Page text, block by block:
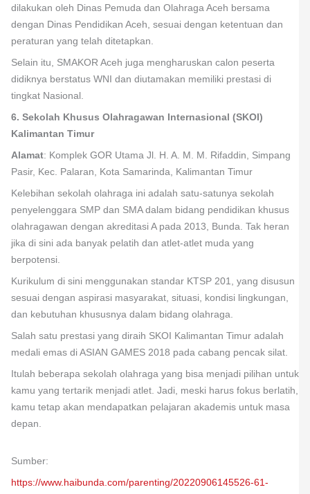
dilakukan oleh Dinas Pemuda dan Olahraga Aceh bersama
dengan Dinas Pendidikan Aceh, sesuai dengan ketentuan dan
peraturan yang telah ditetapkan.
Selain itu, SMAKOR Aceh juga mengharuskan calon peserta
didiknya berstatus WNI dan diutamakan memiliki prestasi di
tingkat Nasional.
6. Sekolah Khusus Olahragawan Internasional (SKOI)
Kalimantan Timur
Alamat: Komplek GOR Utama Jl. H. A. M. M. Rifaddin, Simpang
Pasir, Kec. Palaran, Kota Samarinda, Kalimantan Timur
Kelebihan sekolah olahraga ini adalah satu-satunya sekolah
penyelenggara SMP dan SMA dalam bidang pendidikan khusus
olahragawan dengan akreditasi A pada 2013, Bunda. Tak heran
jika di sini ada banyak pelatih dan atlet-atlet muda yang
berpotensi.
Kurikulum di sini menggunakan standar KTSP 201, yang disusun
sesuai dengan aspirasi masyarakat, situasi, kondisi lingkungan,
dan kebutuhan khususnya dalam bidang olahraga.
Salah satu prestasi yang diraih SKOI Kalimantan Timur adalah
medali emas di ASIAN GAMES 2018 pada cabang pencak silat.
Itulah beberapa sekolah olahraga yang bisa menjadi pilihan untuk
kamu yang tertarik menjadi atlet. Jadi, meski harus fokus berlatih,
kamu tetap akan mendapatkan pelajaran akademis untuk masa
depan.
Sumber:
https://www.haibunda.com/parenting/20220906145526-61-